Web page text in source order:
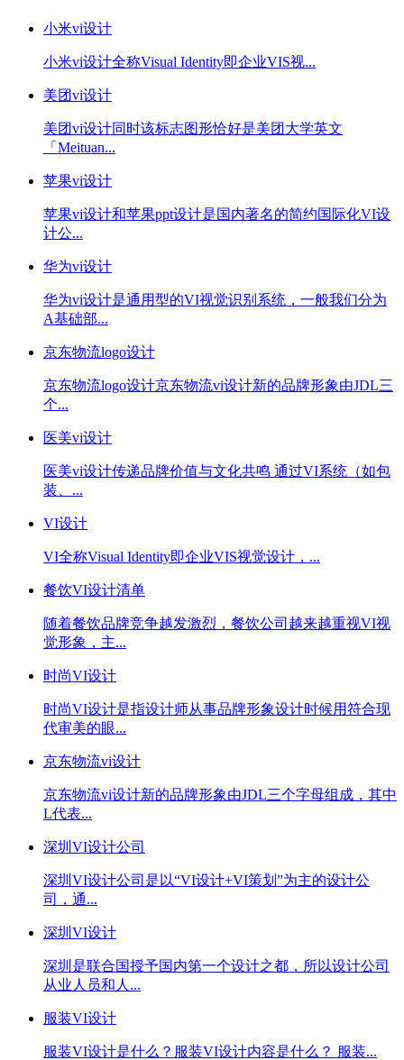
小米vi设计
小米vi设计全称Visual Identity即企业VIS视...
美团vi设计
美团vi设计同时该标志图形恰好是美团大学英文
「Meituan...
苹果vi设计
苹果vi设计和苹果ppt设计是国内著名的简约国际化VI设
计公...
华为vi设计
华为vi设计是通用型的VI视觉识别系统，一般我们分为
A基础部...
京东物流logo设计
京东物流logo设计京东物流vi设计新的品牌形象由JDL三
个...
医美vi设计
医美vi设计传递品牌价值与文化共鸣 通过VI系统（如包
装、...
VI设计
VI全称Visual Identity即企业VIS视觉设计，...
餐饮VI设计清单
随着餐饮品牌竞争越发激烈，餐饮公司越来越重视VI视
觉形象，主...
时尚VI设计
时尚VI设计是指设计师从事品牌形象设计时候用符合现
代审美的眼...
京东物流vi设计
京东物流vi设计新的品牌形象由JDL三个字母组成，其中
L代表...
深圳VI设计公司
深圳VI设计公司是以“VI设计+VI策划”为主的设计公
司，通...
深圳VI设计
深圳是联合国授予国内第一个设计之都，所以设计公司
从业人员和人...
服装VI设计
服装VI设计是什么？服装VI设计内容是什么？ 服装...